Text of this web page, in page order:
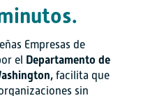
Empresas de
el Departamento de
facilita que
sin